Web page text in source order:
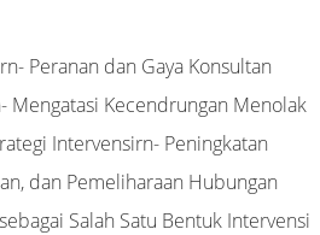
Peranan dan Gaya Konsultan
Mengatasi Kecendrungan Menolak
Intervensirn- Peningkatan
dan Pemeliharaan Hubungan
Salah Satu Bentuk Intervensi